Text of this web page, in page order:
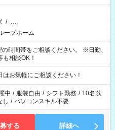
/ …
ープホーム
相談OK！
お気軽にご相談ください！
中 / 服装自由 / シフト勤務 / 10名以
し / パソコンスキル不要
する 詳細へ